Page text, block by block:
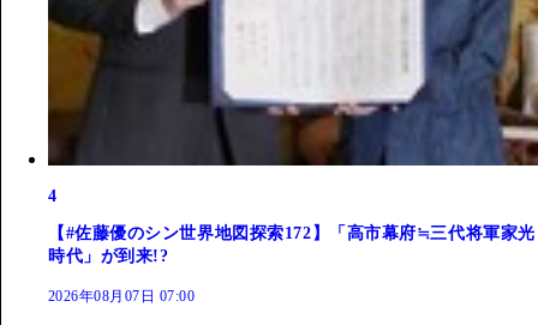
4
【#佐藤優のシン世界地図探索172】「高市幕府≒三代将軍家光
時代」が到来!?
2026年08月07日 07:00